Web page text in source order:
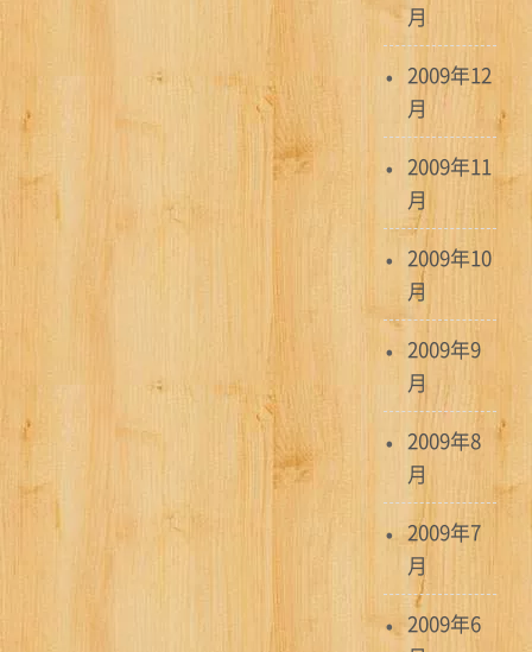
月
2009年12
月
2009年11
月
2009年10
月
2009年9
月
2009年8
月
2009年7
月
2009年6